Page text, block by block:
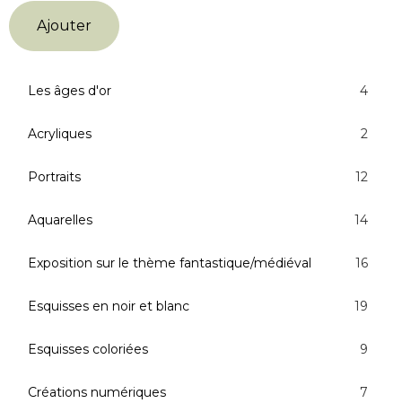
Ajouter
Les âges d'or 4
Acryliques 2
Portraits 12
Aquarelles 14
Exposition sur le thème fantastique/médiéval 16
Esquisses en noir et blanc 19
Esquisses coloriées 9
Créations numériques 7